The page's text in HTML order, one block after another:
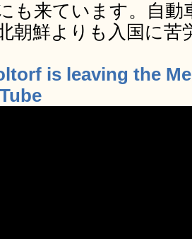
も来ています。自動
朝鮮よりも入国に苦
is leaving the